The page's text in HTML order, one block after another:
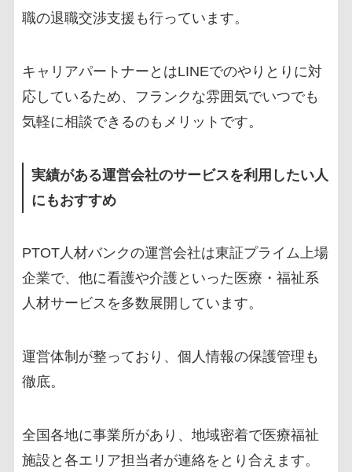
職の退職交渉支援も行っています。
キャリアパートナーとはLINEでのやりとりに対
応しているため、フランクな雰囲気でいつでも
気軽に相談できるのもメリットです。
実績がある運営会社のサービスを利用したい人
にもおすすめ
PTOT人材バンクの運営会社は東証プライム上場
企業で、他に看護や介護といった医療・福祉系
人材サービスを多数展開しています。
運営体制が整っており、個人情報の保護管理も
徹底。
全国各地に事業所があり、地域密着で医療福祉
施設と各エリア担当者が連絡をとり合えます。